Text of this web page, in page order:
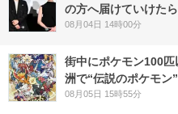
の方へ届けていけたら
08月04日 14時00分
街中にポケモン100
洲で“伝説のポケモン
08月05日 15時55分